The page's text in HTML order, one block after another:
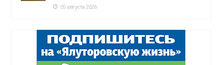
05 августа 2026